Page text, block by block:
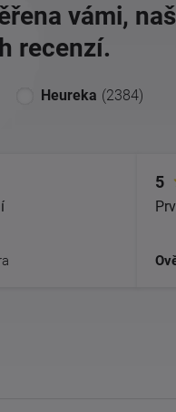
vámi,
recenzí.
Heureka (2384)
5